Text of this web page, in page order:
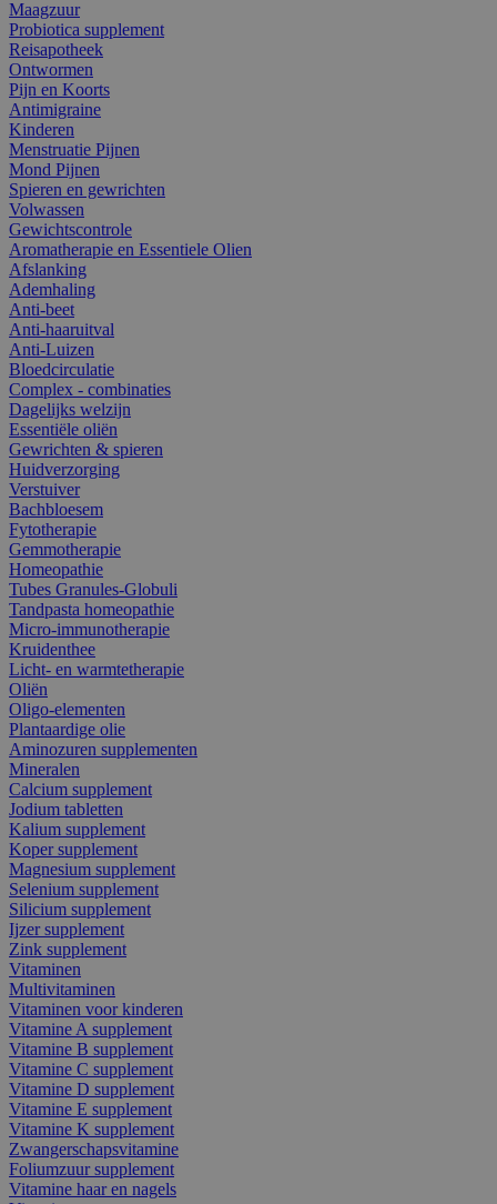
Maagzuur
Probiotica supplement
Reisapotheek
Ontwormen
Pijn en Koorts
Antimigraine
Kinderen
Menstruatie Pijnen
Mond Pijnen
Spieren en gewrichten
Volwassen
Gewichtscontrole
Aromatherapie en Essentiele Olien
Afslanking
Ademhaling
Anti-beet
Anti-haaruitval
Anti-Luizen
Bloedcirculatie
Complex - combinaties
Dagelijks welzijn
Essentiële oliën
Gewrichten & spieren
Huidverzorging
Verstuiver
Bachbloesem
Fytotherapie
Gemmotherapie
Homeopathie
Tubes Granules-Globuli
Tandpasta homeopathie
Micro-immunotherapie
Kruidenthee
Licht- en warmtetherapie
Oliën
Oligo-elementen
Plantaardige olie
Aminozuren supplementen
Mineralen
Calcium supplement
Jodium tabletten
Kalium supplement
Koper supplement
Magnesium supplement
Selenium supplement
Silicium supplement
Ijzer supplement
Zink supplement
Vitaminen
Multivitaminen
Vitaminen voor kinderen
Vitamine A supplement
Vitamine B supplement
Vitamine C supplement
Vitamine D supplement
Vitamine E supplement
Vitamine K supplement
Zwangerschapsvitamine
Foliumzuur supplement
Vitamine haar en nagels